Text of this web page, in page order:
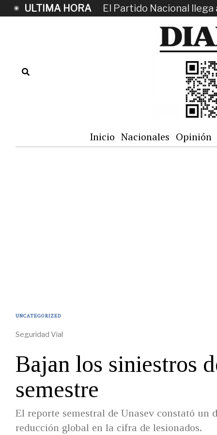
ULTIMA HORA El Partido Nacional llega
Inicio Nacionales Opinión
UNCATEGORIZED
Seguridad Vial
Bajan los siniestros
semestre
El reporte semestral de Unasev constató un
reducción global en la cifra de lesionados.